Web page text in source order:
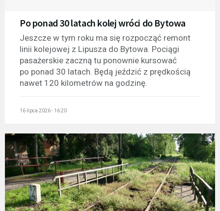
Po ponad 30 latach kolej wróci do Bytowa
Jeszcze w tym roku ma się rozpocząć remont
linii kolejowej z Lipusza do Bytowa. Pociągi
pasażerskie zaczną tu ponownie kursować
po ponad 30 latach. Będą jeździć z prędkością
nawet 120 kilometrów na godzinę.
16 lipca 2026 - 16:20